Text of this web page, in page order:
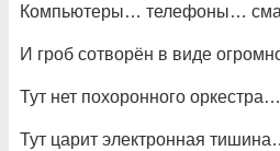
Компьютеры… телефоны…
И гроб сотворён в виде
Тут нет похоронного оркестра…
Тут царит электронная